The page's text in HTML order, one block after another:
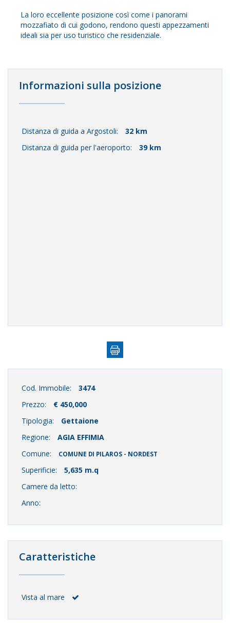
La loro eccellente posizione così come i panorami
mozzafiato di cui godono, rendono questi appezzamenti
ideali sia per uso turistico che residenziale.
Informazioni sulla posizione
Distanza di guida a Argostoli:
32 km
Distanza di guida per l'aeroporto:
39 km
Cod. Immobile:
3474
Prezzo:
€ 450,000
Tipologia:
Gettaione
Regione:
AGIA EFFIMIA
Comune:
COMUNE DI PILAROS - NORDEST
Superificie:
5,635 m.q
Camere da letto:
Anno:
Caratteristiche
Vista al mare